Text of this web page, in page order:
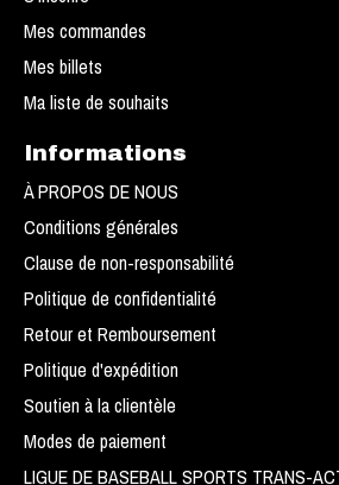
Mes commandes
Mes billets
Ma liste de souhaits
Informations
À PROPOS DE NOUS
Conditions générales
Clause de non-responsabilité
Politique de confidentialité
Retour et Remboursement
Politique d'expédition
Soutien à la clientèle
Modes de paiement
LIGUE DE BASEBALL SPORTS TRANS-